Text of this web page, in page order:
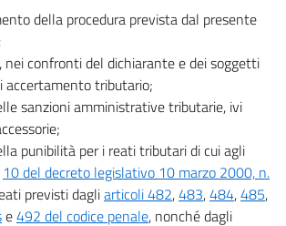
della procedura prevista dal presente
nei confronti del dichiarante e dei soggetti
accertamento tributario;
sanzioni amministrative tributarie, ivi
punibilità per i reati tributari di cui agli
10 del decreto legislativo 10 marzo 2000, n.
previsti dagliarticoli 482,483,484,485,
e492 del codice penale, nonché dagli